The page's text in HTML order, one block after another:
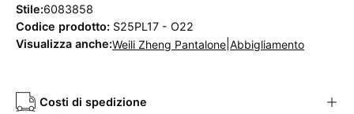
Stile:6083858
Codice prodotto: S25PL17 - O22
Visualizza anche:Weili Zheng Pantalone Abbigliamento
Costi di spedizione